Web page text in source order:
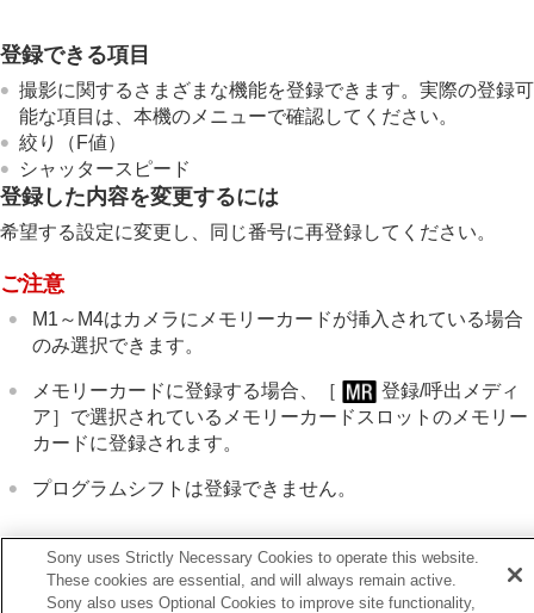
よく使う機能をマイメニュータブに登録する
静止画と動画の撮影設定を個別に行う
リング/ダイヤルの機能をカスタマイズする
動画撮影でシャッターボタンを使う
モニター/ファインダーの表示を設定する
再生する
カメラの設定を変更する
スマートフォンでできること
クラウドサービスを利用する
故障かな？と思ったら
登録できる項目
撮影に関するさまざまな機能を登録できます。実際の登録可
能な項目は、本機のメニューで確認してください。
絞り（F値）
シャッタースピード
登録した内容を変更するには
希望する設定に変更し、同じ番号に再登録してください。
ご注意
M1～M4はカメラにメモリーカードが挿入されている場合
のみ選択できます。
メモリーカードに登録する場合、 ［
登録/呼出メディ
ア］ で選択されているメモリーカードスロットのメモリー
カードに登録されます。
プログラムシフトは登録できません。
関連項目
撮影設定呼び出し
Sony uses Strictly Necessary Cookies to operate this website.
These cookies are essential, and will always remain active.
Sony also uses Optional Cookies to improve site functionality,